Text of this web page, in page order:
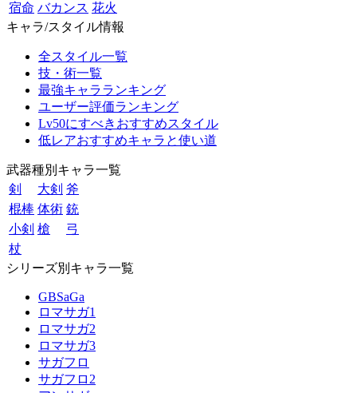
宿命 バカンス 花火
キャラ/スタイル情報
全スタイル一覧
技・術一覧
最強キャラランキング
ユーザー評価ランキング
Lv50にすべきおすすめスタイル
低レアおすすめキャラと使い道
武器種別キャラ一覧
剣
大剣 斧
棍棒 体術 銃
小剣 槍
弓
杖
シリーズ別キャラ一覧
GBSaGa
ロマサガ1
ロマサガ2
ロマサガ3
サガフロ
サガフロ2